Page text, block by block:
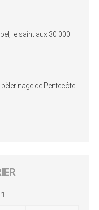
le saint aux 30 000
de Pentecôte